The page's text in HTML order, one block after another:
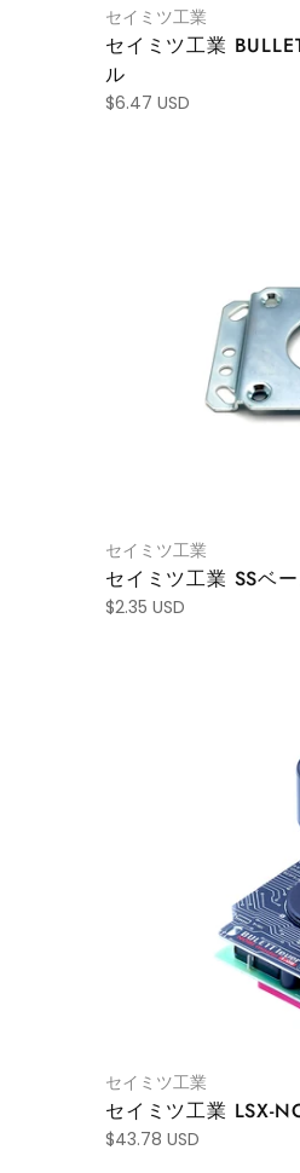
セイミツ工業
セイミツ工業
ル
$6.47 USD
セイミツ工業
セイミツ工業 SSベ
$2.35 USD
セイミツ工業
セイミツ工業 LSX-
$43.78 USD